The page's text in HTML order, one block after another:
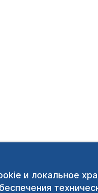
и локальное